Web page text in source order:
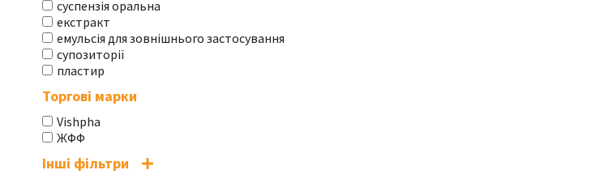
суспензія оральна
екстракт
емульсія для зовнішнього застосування
супозиторії
пластир
Торгові марки
Vishpha
ЖФФ
Інші фільтри